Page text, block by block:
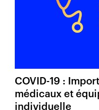
COVID-19 :
médicaux et
individuelle